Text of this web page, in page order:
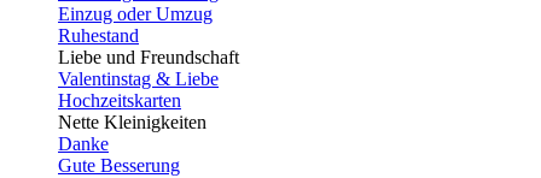
Einzug oder Umzug
Ruhestand
Liebe und Freundschaft
Valentinstag & Liebe
Hochzeitskarten
Nette Kleinigkeiten
Danke
Gute Besserung